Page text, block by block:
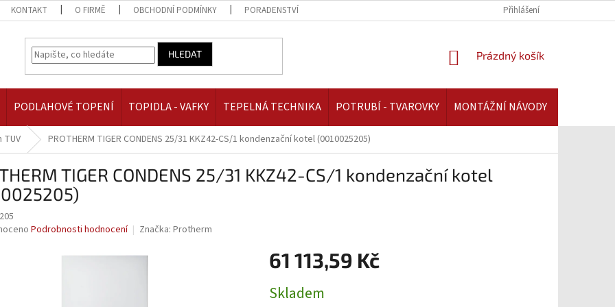
KONTAKT O FIRMĚ OBCHODNÍ PODMÍNKY PORADENSTVÍ PLATBA A DOPRAVA |
Přihlášení
HLEDAT
NÁKUPNÍ
Prázdný košík
PODLAHOVÉ TOPENÍ TOPIDLA - VAFKY TEPELNÁ TECHNIKA POTRUBÍ - TVAROVKY MONTÁŽNÍ NÁVODY
TUV PROTHERM TIGER CONDENS 25/31 KKZ42-CS/1 kondenzační kotel (0010025205)
TIGER CONDENS 25/31 KKZ42-CS/1 kondenzační kotel
Podrobnosti hodnocení Značka: Protherm
61 113,59 Kč
cena:
Skladem